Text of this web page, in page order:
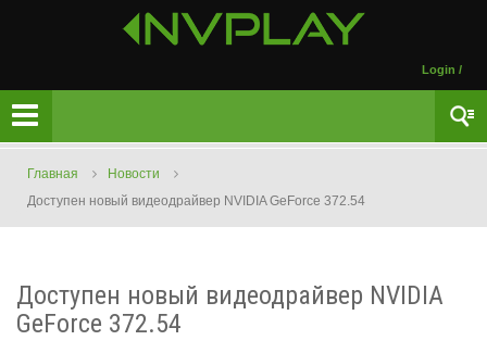
Login /
Главная
Новости
Доступен новый видеодрайвер NVIDIA GeForce 372.54
Доступен новый видеодрайвер NVIDIA
GeForce 372.54